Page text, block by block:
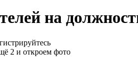
на
2 и откроем фото